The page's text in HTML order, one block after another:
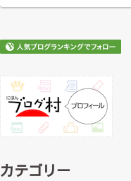
カテゴリー